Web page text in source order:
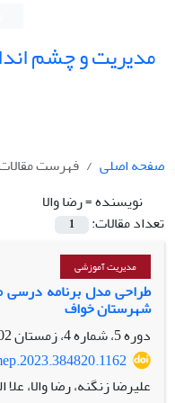
مدیریت و چشم
صفحه اصلی
فهرست
نویسنده =رضا والا
تعداد مقالات:
1
مدیریت آموزشی
طراحی مدل برنامه
شهرستان خواف
دوره 5، شماره 4، زمستان 1402، صفحه
علیرضا زنگنه، رضا والا،